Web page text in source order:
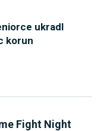
ukradl
korun
Fight Night